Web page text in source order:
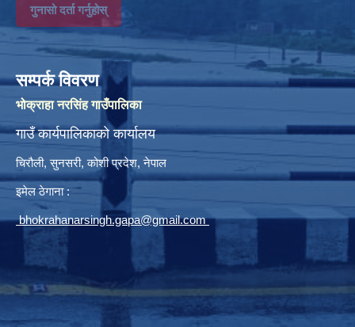
गुनासो दर्ता गर्नुहोस्
सम्पर्क विवरण
भोक्राहा नरसिंह गाउँपालिका
गाउँ कार्यपालिकाको कार्यालय
चिरौली, सुनसरी, कोशी प्रदेश, नेपाल
इमेल ठेगाना :
bhokrahanarsingh.gapa@gmail.com